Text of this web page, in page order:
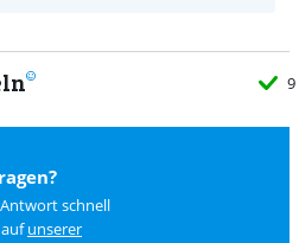
9
schnell
unserer